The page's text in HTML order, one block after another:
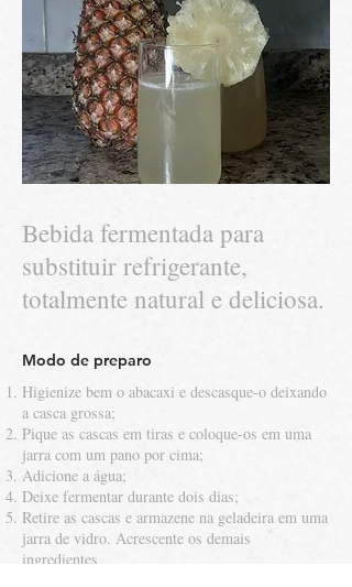
Bebida fermentada para
substituir refrigerante,
totalmente natural e deliciosa.
Modo de preparo
Higienize bem o abacaxi e descasque-o deixando
a casca grossa;
Pique as cascas em tiras e coloque-os em uma
jarra com um pano por cima;
Adicione a água;
Deixe fermentar durante dois dias;
Retire as cascas e armazene na geladeira em uma
jarra de vidro. Acrescente os demais
ingredientes